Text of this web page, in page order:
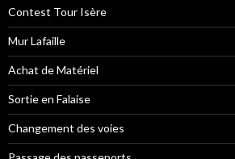
Contest Tour Isère
Mur Lafaille
Achat de Matériel
Sortie en Falaise
Changement des voies